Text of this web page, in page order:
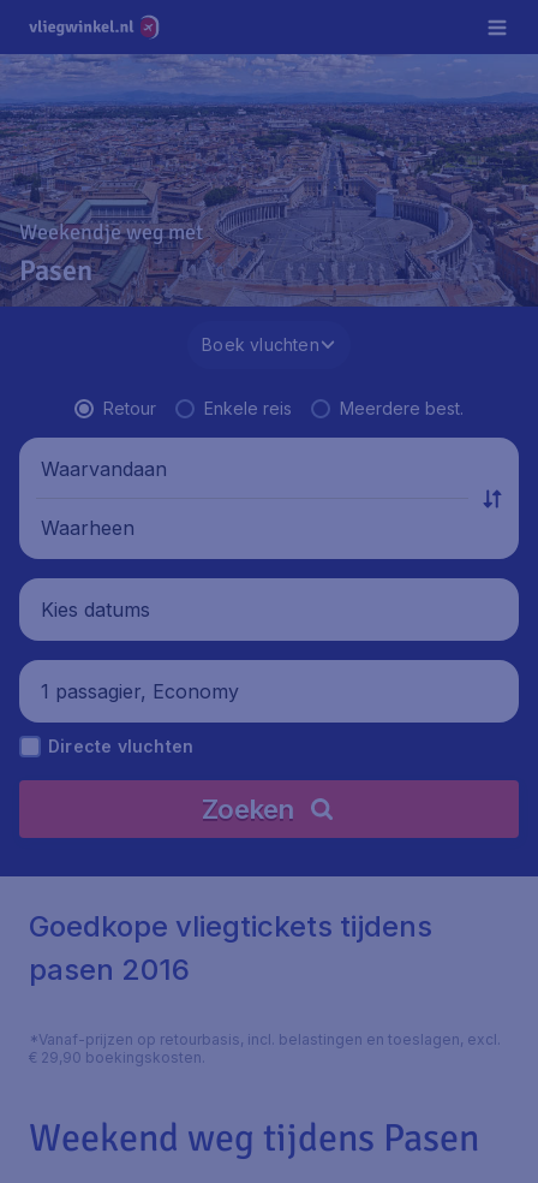
Weekendje weg met
Pasen
Boek vluchten
Retour Enkele reis Meerdere best.
Waarvandaan
Waarheen
Kies datums
1 passagier, Economy
Directe vluchten
Zoeken
Goedkope vliegtickets tijdens
pasen 2016
*Vanaf-prijzen op retourbasis, incl. belastingen en toeslagen, excl.
€ 29,90 boekingskosten.
Weekend weg tijdens Pasen